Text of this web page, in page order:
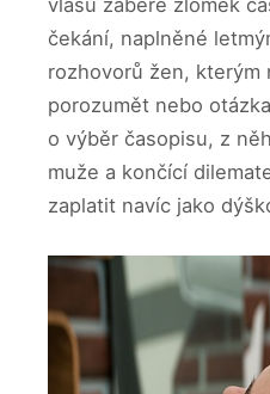
vlasů zabere zlomek
čekání, naplněné
rozhovorů žen, kterým
porozumět nebo
o výběr časopisu, z
muže a končící
zaplatit navíc jako